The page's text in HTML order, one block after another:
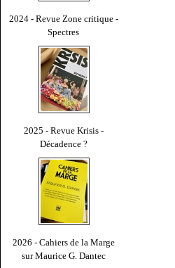
2024 - Revue Zone critique -
Spectres
2025 - Revue Krisis -
Décadence ?
2026 - Cahiers de la Marge
sur Maurice G. Dantec